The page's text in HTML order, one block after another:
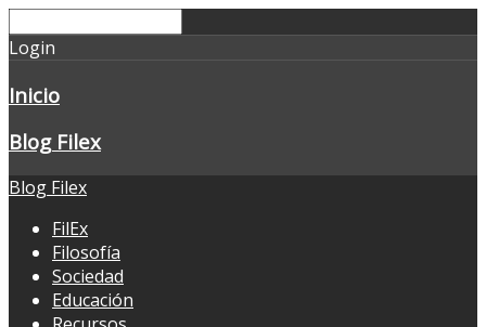
Login
Inicio
Blog Filex
Blog Filex
FilEx
Filosofía
Sociedad
Educación